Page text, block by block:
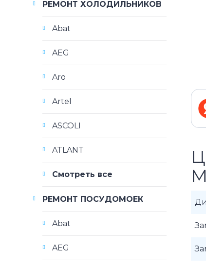
РЕМОНТ ХОЛОДИЛЬНИКОВ
Abat
AEG
Aro
Artel
ASCOLI
ATLANT
Смотреть все
РЕМОНТ ПОСУДОМОЕК
Abat
AEG